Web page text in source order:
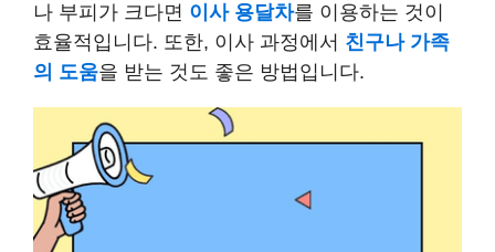
나 부피가 크다면 이사 용달차를 이용하는 것이
효율적입니다. 또한, 이사 과정에서 친구나 가족
의 도움을 받는 것도 좋은 방법입니다.